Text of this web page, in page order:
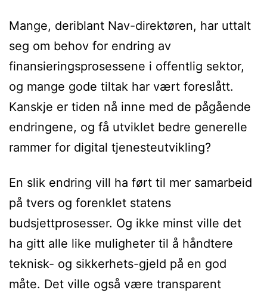
Mange, deriblant Nav-direktøren, har uttalt
seg om behov for endring av
finansieringsprosessene i offentlig sektor,
og mange gode tiltak har vært foreslått.
Kanskje er tiden nå inne med de pågående
endringene, og få utviklet bedre generelle
rammer for digital tjenesteutvikling?
En slik endring vill ha ført til mer samarbeid
på tvers og forenklet statens
budsjettprosesser. Og ikke minst ville det
ha gitt alle like muligheter til å håndtere
teknisk- og sikkerhets-gjeld på en god
måte. Det ville også være transparent